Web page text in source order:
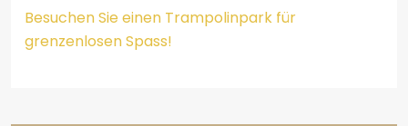
Besuchen Sie einen Trampolinpark für
grenzenlosen Spass!